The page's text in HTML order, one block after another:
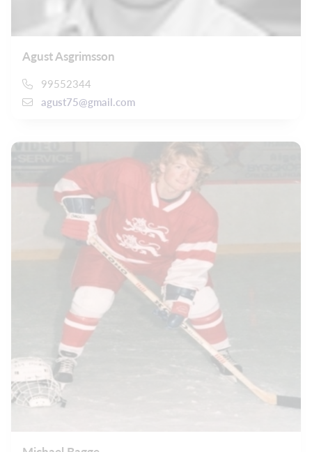
Agust Asgrimsson
99552344
agust75@gmail.com